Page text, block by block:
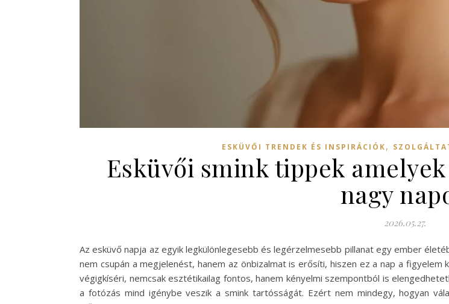
ESKÜVŐI TRENDEK ÉS INSPIRÁCIÓK,
Esküvői smink tippek
nagy
2026.05.27.
Az esküvő napja az egyik legkülönlegesebb és legérzelmesebb pillanat egy ember
nem csupán a megjelenést, hanem az önbizalmat is erősíti, hiszen ez a nap a
végigkíséri, nemcsak esztétikailag fontos, hanem kényelmi szempontból is
a fotózás mind igénybe veszik a smink tartósságát. Ezért nem mindegy, hogyan